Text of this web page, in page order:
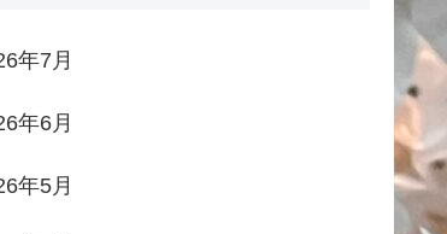
年7月
年6月
年5月